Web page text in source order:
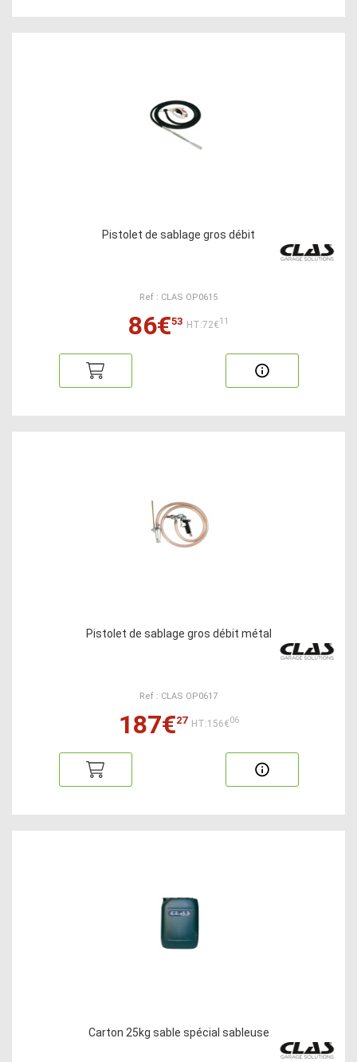
Pistolet de sablage gros débit
Ref : CLAS OP0615
86€53 HT:72€11
Pistolet de sablage gros débit métal
Ref : CLAS OP0617
187€27 HT:156€06
Carton 25kg sable spécial sableuse